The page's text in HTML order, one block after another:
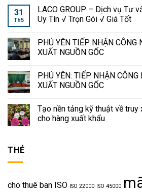
31
Th5
LACO GROUP – Dịch vụ Tư
Uy Tín √ Trọn Gói √ Giá Tốt
PHÚ YÊN TIẾP NHẬN CÔNG
XUẤT NGUỒN GỐC
PHÚ YÊN: TIẾP NHẬN CÔNG
XUẤT NGUỒN GỐC
Tạo nền tảng kỹ thuật về
cho hàng xuất khẩu
THẺ
cho thuê ban ISO ISO 22000 ISO 45000